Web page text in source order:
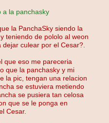
a la panchasky
la PanchaSky siendo la
teniendo de pololo al weon
culear por el Cesar?.
que eso me pareceria
que la panchasky y mi
la pic, tengan una relacion
se estuviera metiendo
se pusiera tan celosa
que se le ponga en
Cesar.